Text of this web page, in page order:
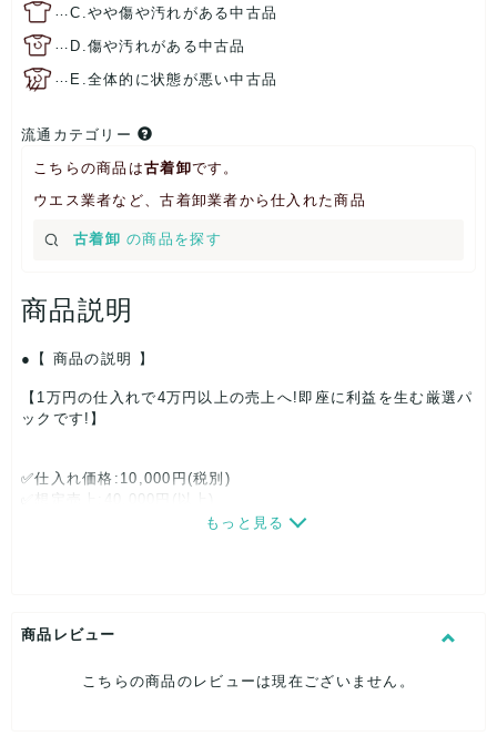
…C.やや傷や汚れがある中古品
… D.傷や汚れがある中古品
… E.全体的に状態が悪い中古品
流通カテゴリー
こちらの商品は古着卸です。
ウエス業者など、古着卸業者から仕入れた商品
古着卸 の商品を探す
商品説明
【 商品の説明 】
【1万円の仕入れで4万円以上の売上へ!即座に利益を生む厳選パ
ックです!】
✅仕入れ価格:10,000円(税別)
✅想定売上:40,000円(以上)
✅見込み粗利:30,000円(以上)
【構成】
ショッピングモール系・ファストファッション系ブランド中心
ベーシックからトレンド寄りまで、ネット販売と相性の良いア
もっと見る
商品レビュー
こちらの商品のレビューは現在ございません。